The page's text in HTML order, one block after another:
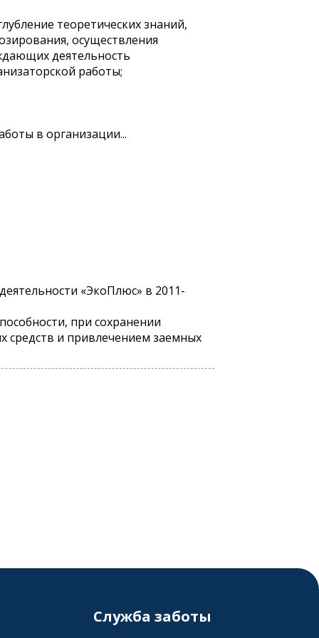
теоретических знаний,
осуществления
деятельность
работы;
в организации...
«ЭкоПлюс» в 2011-
при сохранении
средств и привлечением заемных
Служба заботы